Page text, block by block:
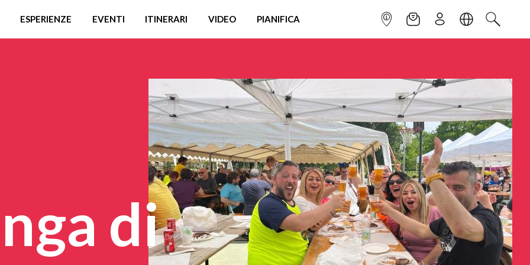
ESPERIENZE EVENTI ITINERARI VIDEO PIANIFICA INFOPOINTNEWSLETTER
ISCRIVITILINGUACERCA
di